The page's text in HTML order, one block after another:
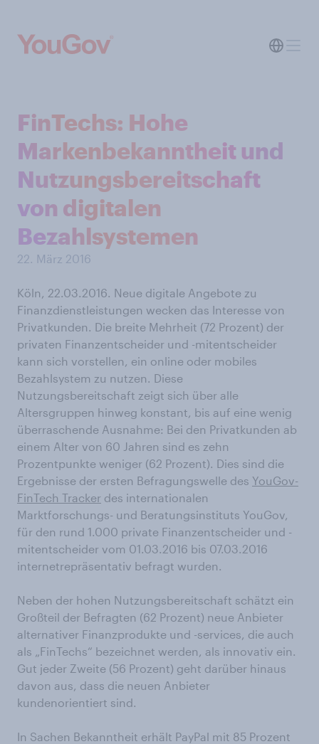
FinTechs: Hohe
Markenbekanntheit und
Nutzungsbereitschaft
von digitalen
Bezahlsystemen
22. März 2016
Köln, 22.03.2016. Neue digitale Angebote zu
Finanzdienstleistungen wecken das Interesse von
Privatkunden. Die breite Mehrheit (72 Prozent) der
privaten Finanzentscheider und -mitentscheider
kann sich vorstellen, ein online oder mobiles
Bezahlsystem zu nutzen. Diese
Nutzungsbereitschaft zeigt sich über alle
Altersgruppen hinweg konstant, bis auf eine wenig
überraschende Ausnahme: Bei den Privatkunden ab
einem Alter von 60 Jahren sind es zehn
Prozentpunkte weniger (62 Prozent). Dies sind die
Ergebnisse der ersten Befragungswelle des YouGov-
FinTech Tracker des internationalen
Marktforschungs- und Beratungsinstituts YouGov,
für den rund 1.000 private Finanzentscheider und -
mitentscheider vom 01.03.2016 bis 07.03.2016
internetrepräsentativ befragt wurden.
Neben der hohen Nutzungsbereitschaft schätzt ein
Großteil der Befragten (62 Prozent) neue Anbieter
alternativer Finanzprodukte und -services, die auch
als „FinTechs“ bezeichnet werden, als innovativ ein.
Gut jeder Zweite (56 Prozent) geht darüber hinaus
davon aus, dass die neuen Anbieter
kundenorientiert sind.
In Sachen Bekanntheit erhält PayPal mit 85 Prozent